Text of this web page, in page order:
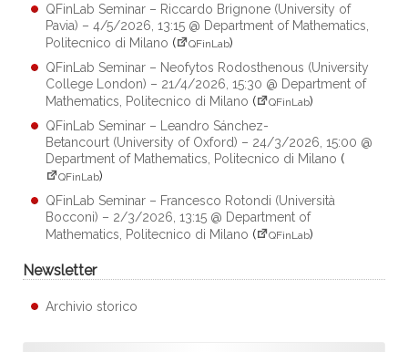
QFinLab Seminar – Riccardo Brignone (University of
Pavia) – 4/5/2026, 13:15 @ Department of Mathematics,
Politecnico di Milano ( QFinLab)
QFinLab Seminar – Neofytos Rodosthenous (University
College London) – 21/4/2026, 15:30 @ Department of
Mathematics, Politecnico di Milano ( QFinLab)
QFinLab Seminar – Leandro Sánchez-
Betancourt (University of Oxford) – 24/3/2026, 15:00 @
Department of Mathematics, Politecnico di Milano (
QFinLab)
QFinLab Seminar – Francesco Rotondi (Università
Bocconi) – 2/3/2026, 13:15 @ Department of
Mathematics, Politecnico di Milano ( QFinLab)
Newsletter
Archivio storico